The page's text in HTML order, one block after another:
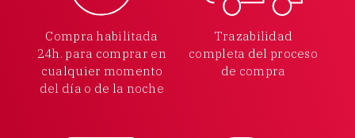
Compra habilitada
24h. para comprar en
cualquier momento
del día o de la noche
Trazabilidad
completa del proceso
de compra